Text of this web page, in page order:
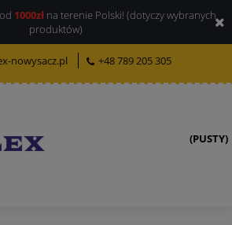
1000złna terenie Polski! (dotyczy wybranych
produktów)
nowysacz.pl +48 789 205 305
(PUSTY)